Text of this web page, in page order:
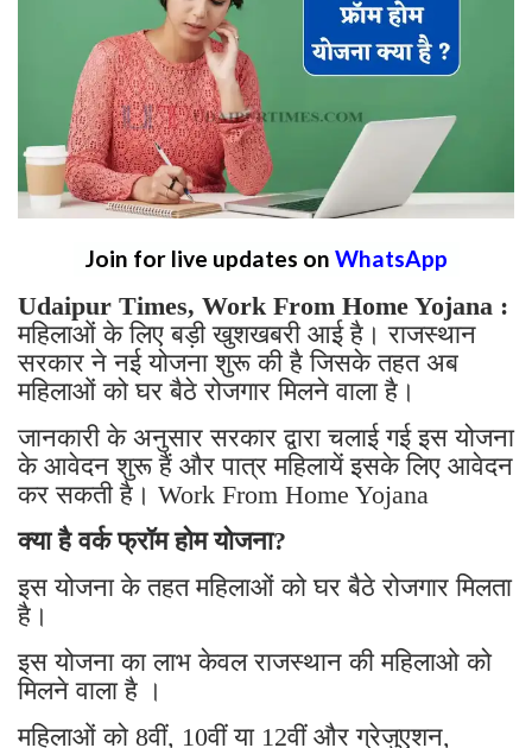
Join for live updates on WhatsApp
Udaipur Times, Work From Home Yojana :
महिलाओं के लिए बड़ी खुशखबरी आई है। राजस्थान
सरकार ने नई योजना शुरू की है जिसके तहत अब
महिलाओं को घर बैठे रोजगार मिलने वाला है।
जानकारी के अनुसार सरकार द्वारा चलाई गई इस योजना
के आवेदन शुरू हैं और पात्र महिलायें इसके लिए आवेदन
कर सकती है। Work From Home Yojana
क्या है वर्क फ्रॉम होम योजना?
इस योजना के तहत महिलाओं को घर बैठे रोजगार मिलता
है।
इस योजना का लाभ केवल राजस्थान की महिलाओ को
मिलने वाला है ।
महिलाओं को 8वीं, 10वीं या 12वीं और ग्रेजुएशन,